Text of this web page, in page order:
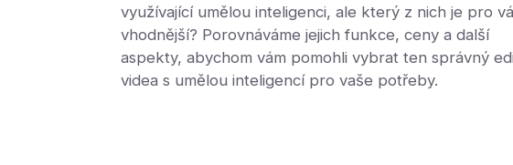
využívající umělou inteligenci, ale který z nich je pro
vhodnější? Porovnáváme jejich funkce, ceny a další
aspekty, abychom vám pomohli vybrat ten správný
videa s umělou inteligencí pro vaše potřeby.